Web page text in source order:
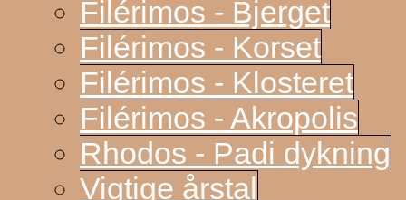
Filérimos - Bjerget
Filérimos - Korset
Filérimos - Klosteret
Filérimos - Akropolis
Rhodos - Padi dykning
Vigtige årstal